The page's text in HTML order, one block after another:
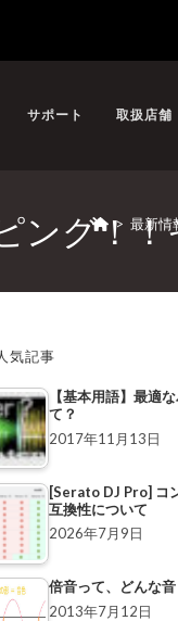
サポート 取扱店舗
ング！
> 最新情
気記事
【基本用語】最適
て？
2017年11月13日
[Serato DJ Pro] コ
互換性について
2026年7月9日
倍音って、どんな音
2013年7月12日